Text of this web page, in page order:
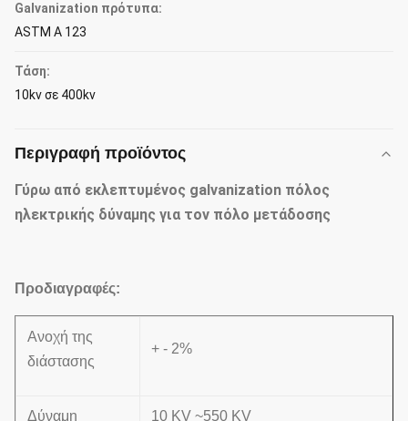
Galvanization πρότυπα:
ASTM Α 123
Τάση:
10kv σε 400kv
Περιγραφή προϊόντος
Γύρω από εκλεπτυμένος galvanization πόλος
ηλεκτρικής δύναμης για τον πόλο μετάδοσης
Προδιαγραφές:
Ανοχή της
διάστασης
+ - 2%
Δύναμη 10 KV ~550 KV